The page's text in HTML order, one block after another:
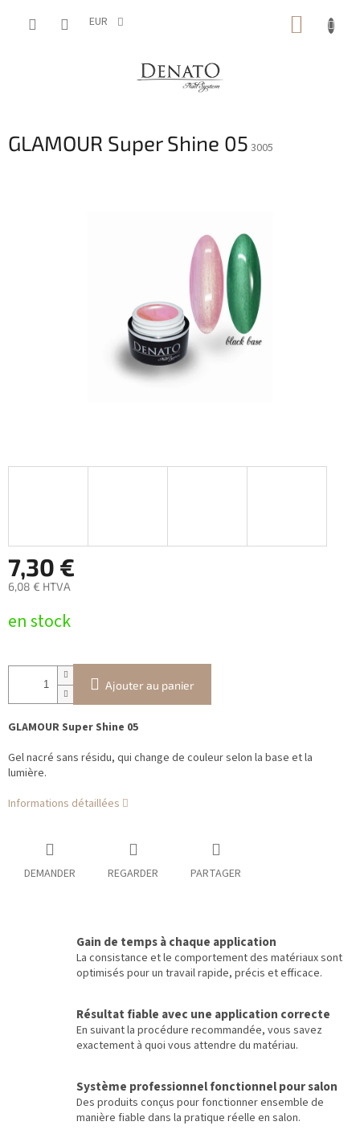
EUR
PANIER
GLAMOUR Super Shine 05 3005
7,30 €
6,08 € HTVA
de
en stock
Ajouter au panier
GLAMOUR Super Shine 05
Gel nacré sans résidu, qui change de couleur selon la base et la
lumière.
Informations détaillées
DEMANDER REGARDER PARTAGER
Gain de temps à chaque application
La consistance et le comportement des matériaux sont
optimisés pour un travail rapide, précis et efficace.
Résultat fiable avec une application correcte
En suivant la procédure recommandée, vous savez
exactement à quoi vous attendre du matériau.
Système professionnel fonctionnel pour salon
Des produits conçus pour fonctionner ensemble de
manière fiable dans la pratique réelle en salon.